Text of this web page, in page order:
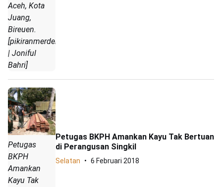
Aceh, Kota
Juang,
Bireuen.
[pikiranmerdeka.com
| Joniful
Bahri]
Petugas
BKPH
Amankan
Kayu Tak
Petugas BKPH Amankan Kayu Tak Bertuan
di Perangusan Singkil
Selatan 6 Februari 2018